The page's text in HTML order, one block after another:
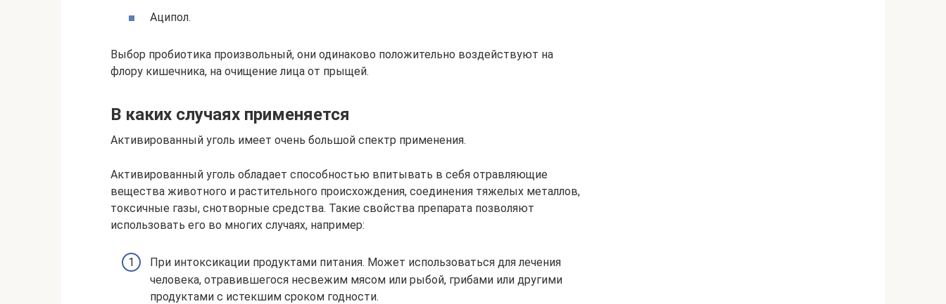
Аципол.
Выбор пробиотика произвольный, они одинаково положительно воздействуют на
флору кишечника, на очищение лица от прыщей.
В каких случаях применяется
Активированный уголь имеет очень большой спектр применения.
Активированный уголь обладает способностью впитывать в себя отравляющие
вещества животного и растительного происхождения, соединения тяжелых металлов,
токсичные газы, снотворные средства. Такие свойства препарата позволяют
использовать его во многих случаях, например:
При интоксикации продуктами питания. Может использоваться для лечения
человека, отравившегося несвежим мясом или рыбой, грибами или другими
продуктами с истекшим сроком годности.